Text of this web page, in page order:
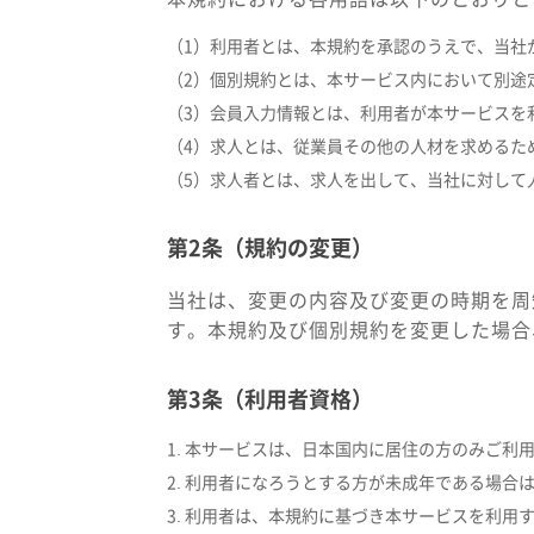
（1）利用者とは、本規約を承認のうえで、当
（2）個別規約とは、本サービス内において別
（3）会員入力情報とは、利用者が本サービス
（4）求人とは、従業員その他の人材を求める
（5）求人者とは、求人を出して、当社に対し
第2条（規約の変更）
当社は、変更の内容及び変更の時期を
す。本規約及び個別規約を変更した場
第3条（利用者資格）
1. 本サービスは、日本国内に居住の方のみご利
2. 利用者になろうとする方が未成年である場合
3. 利用者は、本規約に基づき本サービスを利用